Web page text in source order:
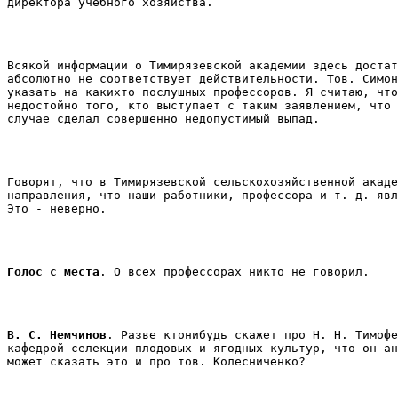
Всякой информации о Тимирязевской академии здесь
абсолютно не соответствует действительности. Тов.
указать на какихто послушных профессоров. Я считаю,
недостойно того, кто выступает с таким заявлением,
случае сделал совершенно недопустимый выпад.
Говорят, что в Тимирязевской сельскохозяйственной
направления, что наши работники, профессора и т. д.
Это - неверно.
Голос с места . О всех профессорах никто не говорил.
В. С. Немчинов . Разве ктонибудь скажет про Н. Н.
кафедрой селекции плодовых и ягодных культур, что он
может сказать это и про тов. Колесниченко?